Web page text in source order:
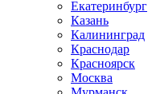
Екатеринбург
Казань
Калининград
Краснодар
Красноярск
Москва